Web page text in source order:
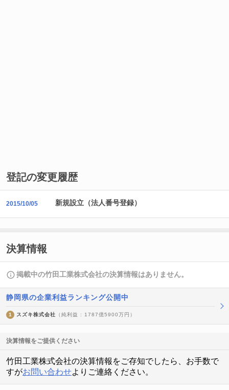
登記の変更履歴
2015/10/05 新規設立（法人番号登録）
決算情報
掲載中の竹田工業株式会社の決算情報はありません。
静岡県の企業利益ランキング公開中
1 スズキ株式会社 （純利益 : 1787億5900万円）
決算情報をご提供ください
竹田工業株式会社の決算情報をご存知でしたら、お手数で
すがお問い合わせよりご連絡ください。